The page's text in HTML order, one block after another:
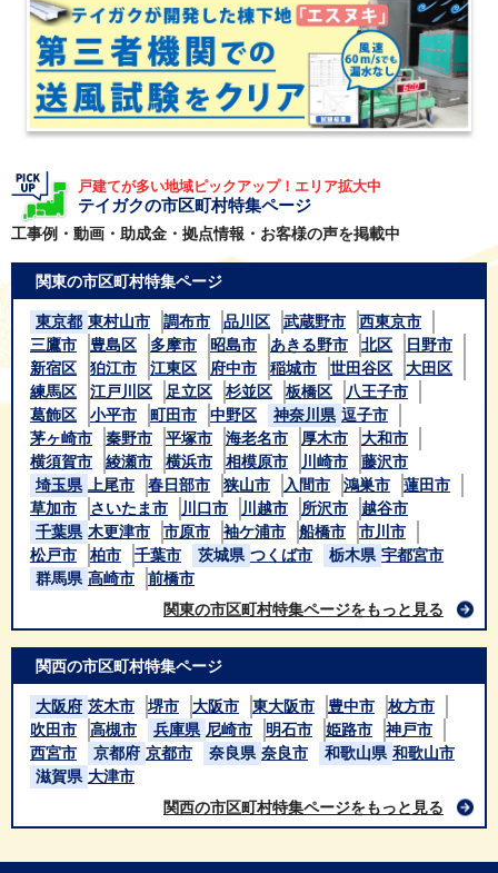
戸建てが多い地域ピックアップ！エリア拡大中
テイガクの市区町村特集ページ
工事例・動画・助成金・拠点情報・お客様の声を掲載中
関東の市区町村特集ページ
東京都 東村山市 調布市 品川区 武蔵野市
西東京市
三鷹市
豊島区 多摩市 昭島市 あきる野市 北区
日野市
新宿区
狛江市 江東区 府中市 稲城市 世田谷区
大田区
練馬区
江戸川区 足立区 杉並区 板橋区
八王子市
葛飾区
小平市 町田市 中野区 神奈川県 逗子市
茅ヶ崎市
秦野市 平塚市 海老名市 厚木市
大和市
横須賀市
綾瀬市 横浜市 相模原市 川崎市
藤沢市
埼玉県 上尾市 春日部市 狭山市 入間市 鴻巣市
蓮田市
草加市
さいたま市 川口市 川越市 所沢市
越谷市
千葉県 木更津市 市原市 袖ケ浦市 船橋市
市川市
松戸市
柏市 千葉市 茨城県 つくば市 栃木県 宇都宮市
群馬県 高崎市
前橋市
関東の市区町村特集ページをもっと見る
関西の市区町村特集ページ
大阪府 茨木市 堺市 大阪市 東大阪市 豊中市
枚方市
吹田市
高槻市 兵庫県 尼崎市 明石市 姫路市
神戸市
西宮市
京都府 京都市 奈良県 奈良市 和歌山県 和歌山市
滋賀県 大津市
関西の市区町村特集ページをもっと見る